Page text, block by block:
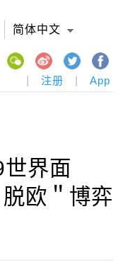
简体中文
注册 App
世界面
欧＂博弈